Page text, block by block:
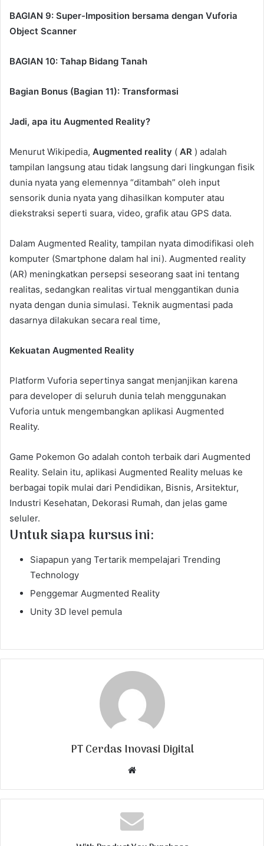
BAGIAN 9: Super-Imposition bersama dengan Vuforia
Object Scanner
BAGIAN 10: Tahap Bidang Tanah
Bagian Bonus (Bagian 11): Transformasi
Jadi, apa itu Augmented Reality?
Menurut Wikipedia, Augmented reality ( AR ) adalah
tampilan langsung atau tidak langsung dari lingkungan fisik
dunia nyata yang elemennya “ditambah” oleh input
sensorik dunia nyata yang dihasilkan komputer atau
diekstraksi seperti suara, video, grafik atau GPS data.
Dalam Augmented Reality, tampilan nyata dimodifikasi oleh
komputer (Smartphone dalam hal ini). Augmented reality
(AR) meningkatkan persepsi seseorang saat ini tentang
realitas, sedangkan realitas virtual menggantikan dunia
nyata dengan dunia simulasi. Teknik augmentasi pada
dasarnya dilakukan secara real time,
Kekuatan Augmented Reality
Platform Vuforia sepertinya sangat menjanjikan karena
para developer di seluruh dunia telah menggunakan
Vuforia untuk mengembangkan aplikasi Augmented
Reality.
Game Pokemon Go adalah contoh terbaik dari Augmented
Reality. Selain itu, aplikasi Augmented Reality meluas ke
berbagai topik mulai dari Pendidikan, Bisnis, Arsitektur,
Industri Kesehatan, Dekorasi Rumah, dan jelas game
seluler.
Untuk siapa kursus ini:
Siapapun yang Tertarik mempelajari Trending
Technology
Penggemar Augmented Reality
Unity 3D level pemula
PT Cerdas Inovasi Digital
b
s
i